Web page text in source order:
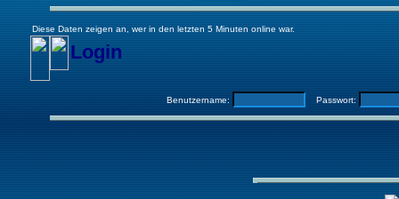
Diese Daten zeigen an, wer in den letzten 5 Minuten online war.
Login
Benutzername: Passwort: